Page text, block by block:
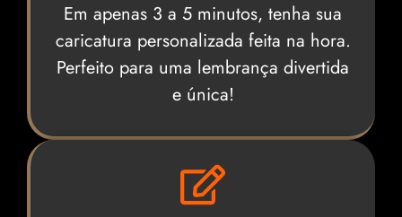
Em apenas 3 a 5 minutos, tenha sua
caricatura personalizada feita na hora.
Perfeito para uma lembrança divertida
e única!